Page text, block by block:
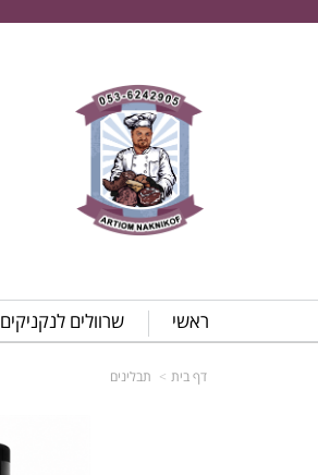
ראשי שרוולים לנקניקים
דף בית תבלינים